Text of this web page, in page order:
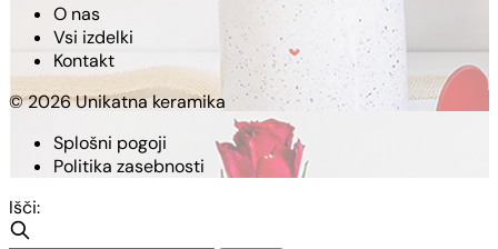
O nas
Vsi izdelki
Kontakt
© 2026 Unikatna keramika
Splošni pogoji
Politika zasebnosti
Išči: